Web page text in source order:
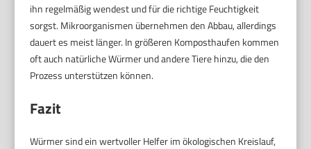
ihn regelmäßig wendest und für die richtige Feuchtigkeit
sorgst. Mikroorganismen übernehmen den Abbau, allerdings
dauert es meist länger. In größeren Komposthaufen kommen
oft auch natürliche Würmer und andere Tiere hinzu, die den
Prozess unterstützen können.
Fazit
Würmer sind ein wertvoller Helfer im ökologischen Kreislauf,